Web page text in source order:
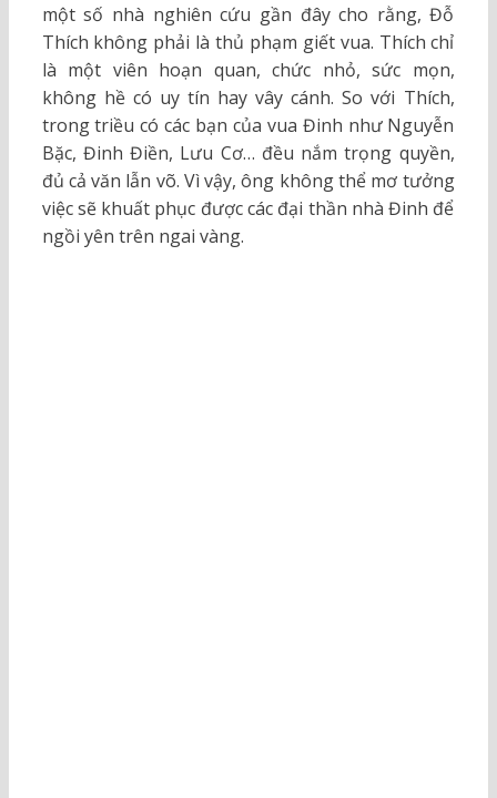
một số nhà nghiên cứu gần đây cho rằng, Đỗ
Thích không phải là thủ phạm giết vua. Thích chỉ
là một viên hoạn quan, chức nhỏ, sức mọn,
không hề có uy tín hay vây cánh. So với Thích,
trong triều có các bạn của vua Đinh như Nguyễn
Bặc, Đinh Điền, Lưu Cơ… đều nắm trọng quyền,
đủ cả văn lẫn võ. Vì vậy, ông không thể mơ tưởng
việc sẽ khuất phục được các đại thần nhà Đinh để
ngồi yên trên ngai vàng.